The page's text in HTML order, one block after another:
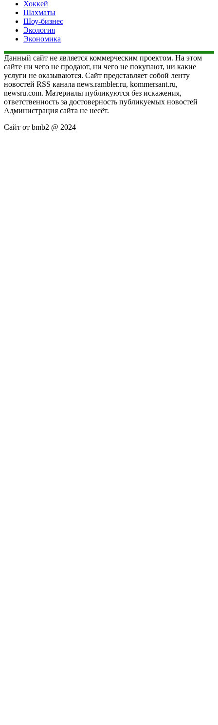
Хоккей
Шахматы
Шоу-бизнес
Экология
Экономика
Данный сайт не является коммерческим проектом. На этом
сайте ни чего не продают, ни чего не покупают, ни какие
услуги не оказываются. Сайт представляет собой ленту
новостей RSS канала news.rambler.ru, kommersant.ru,
newsru.com. Материалы публикуются без искажения,
ответственность за достоверность публикуемых новостей
Администрация сайта не несёт.
Сайт от bmb2 @ 2024